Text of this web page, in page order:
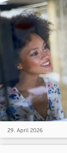
29. April 2026